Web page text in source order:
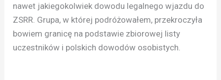
nawet jakiegokolwiek dowodu legalnego wjazdu do
ZSRR. Grupa, w której podróżowałem, przekroczyła
bowiem granicę na podstawie zbiorowej listy
uczestników i polskich dowodów osobistych.